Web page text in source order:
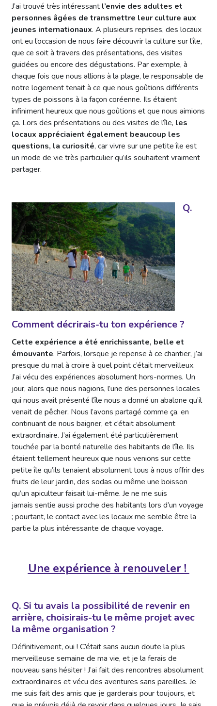
J’ai trouvé très intéressant l’envie des adultes et
personnes âgées de transmettre leur culture aux
jeunes internationaux. A plusieurs reprises, des locaux
ont eu l’occasion de nous faire découvrir la culture sur l’île,
que ce soit à travers des présentations, des visites
guidées ou encore des dégustations. Par exemple, à
chaque fois que nous allions à la plage, le responsable de
notre logement tenait à ce que nous goûtions différents
types de poissons à la façon coréenne. Ils étaient
infiniment heureux que nous goûtions et que nous aimions
ça. Lors des présentations ou des visites de l’île, les
locaux appréciaient également beaucoup les
questions, la curiosité, car vivre sur une petite île est
un mode de vie très particulier qu’ils souhaitent vraiment
partager.
Q.
Comment décrirais-tu ton expérience ?
Cette expérience a été enrichissante, belle et
émouvante. Parfois, lorsque je repense à ce chantier, j’ai
presque du mal à croire à quel point c’était merveilleux.
J’ai vécu des expériences absolument hors-normes. Un
jour, alors que nous nagions, l’une des personnes locales
qui nous avait présenté l’île nous a donné un abalone qu’il
venait de pêcher. Nous l’avons partagé comme ça, en
continuant de nous baigner, et c’était absolument
extraordinaire. J’ai également été particulièrement
touchée par la bonté naturelle des habitants de l’île. Ils
étaient tellement heureux que nous venions sur cette
petite île qu’ils tenaient absolument tous à nous offrir des
fruits de leur jardin, des sodas ou même une boisson
qu’un apiculteur faisait lui-même. Je ne me suis
jamais sentie aussi proche des habitants lors d’un voyage
; pourtant, le contact avec les locaux me semble être la
partie la plus intéressante de chaque voyage.
Une expérience à renouveler !
Q. Si tu avais la possibilité de revenir en
arrière, choisirais-tu le même projet avec
la même organisation ?
Définitivement, oui ! C’était sans aucun doute la plus
merveilleuse semaine de ma vie, et je la ferais de
nouveau sans hésiter ! J’ai fait des rencontres absolument
extraordinaires et vécu des aventures sans pareilles. Je
me suis fait des amis que je garderais pour toujours, et